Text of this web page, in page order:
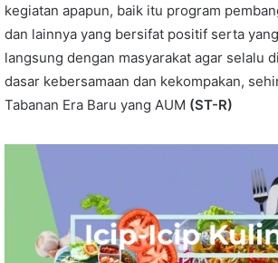
kegiatan apapun, baik itu program
dan lainnya yang bersifat positif serta
langsung dengan masyarakat agar selalu
dasar kebersamaan dan kekompakan,
Tabanan Era Baru yang AUM (ST-R)